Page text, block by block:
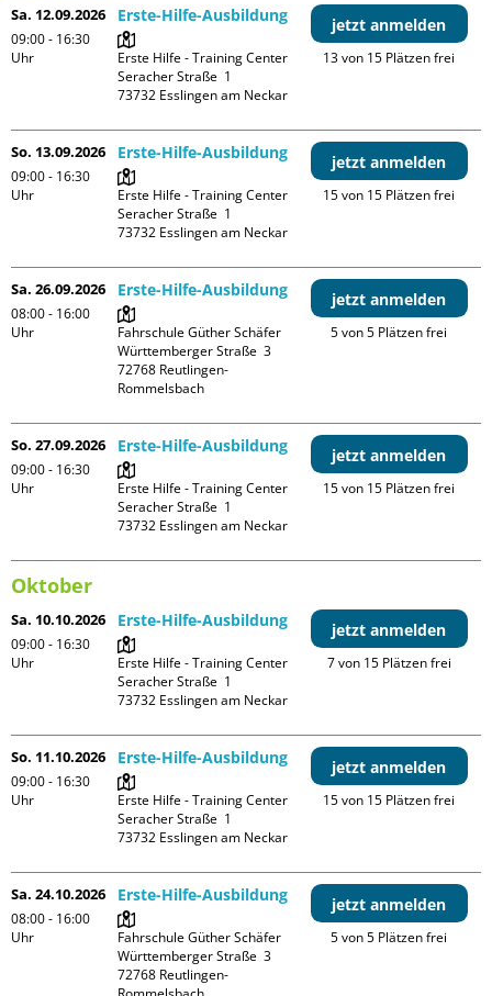
Sa. 12.09.2026
09:00 - 16:30
Uhr
Erste-Hilfe-Ausbildung
Erste Hilfe - Training Center
Seracher Straße  1
jetzt anmelden
13 von 15 Plätzen frei
So. 13.09.2026
09:00 - 16:30
Uhr
Erste-Hilfe-Ausbildung
Erste Hilfe - Training Center
Seracher Straße  1
jetzt anmelden
15 von 15 Plätzen frei
Sa. 26.09.2026
08:00 - 16:00
Uhr
Erste-Hilfe-Ausbildung
Fahrschule Güther Schäfer
Württemberger Straße  3
72768 Reutlingen-
jetzt anmelden
5 von 5 Plätzen frei
So. 27.09.2026
09:00 - 16:30
Uhr
Erste-Hilfe-Ausbildung
Erste Hilfe - Training Center
Seracher Straße  1
jetzt anmelden
15 von 15 Plätzen frei
Oktober
Sa. 10.10.2026
09:00 - 16:30
Uhr
Erste-Hilfe-Ausbildung
Erste Hilfe - Training Center
Seracher Straße  1
jetzt anmelden
7 von 15 Plätzen frei
So. 11.10.2026
09:00 - 16:30
Uhr
Erste-Hilfe-Ausbildung
Erste Hilfe - Training Center
Seracher Straße  1
jetzt anmelden
15 von 15 Plätzen frei
Sa. 24.10.2026
08:00 - 16:00
Uhr
Erste-Hilfe-Ausbildung
Fahrschule Güther Schäfer
Württemberger Straße  3
72768 Reutlingen-
jetzt anmelden
5 von 5 Plätzen frei